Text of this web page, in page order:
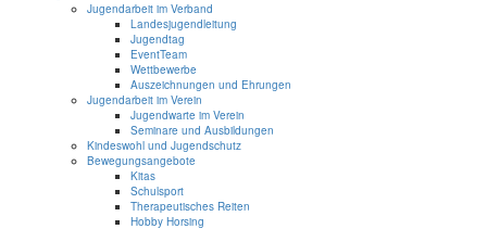
Jugendarbeit im Verband
Landesjugendleitung
Jugendtag
EventTeam
Wettbewerbe
Auszeichnungen und Ehrungen
Jugendarbeit im Verein
Jugendwarte im Verein
Seminare und Ausbildungen
Kindeswohl und Jugendschutz
Bewegungsangebote
Kitas
Schulsport
Therapeutisches Reiten
Hobby Horsing